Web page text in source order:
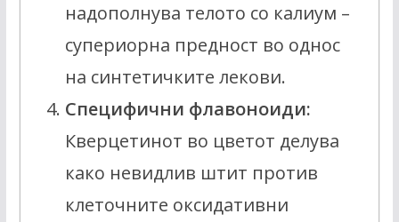
надополнува телото со калиум –
супериорна предност во однос
на синтетичките лекови.
Специфични флавоноиди:
Кверцетинот во цветот делува
како невидлив штит против
клеточните оксидативни